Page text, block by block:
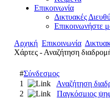
Επικοινωνία
Δικτυακές
Επικοινωνήστε
Αρχική Επικοινωνία
Χάρτες - Αναζήτηση
#Σύνδεσμος
1
Αναζήτηση
2
Παγκόσμιος